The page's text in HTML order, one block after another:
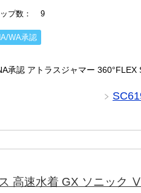
プ数 9
WA承認
承認 アトラスジャマー 360°FLEX
高速水着 GX ソニック